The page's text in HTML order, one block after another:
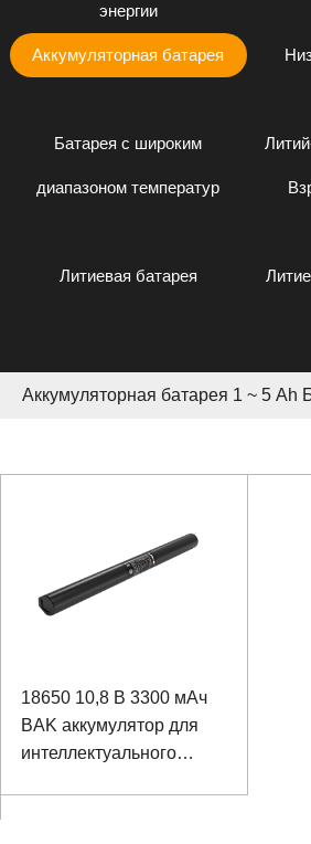
энергии
Аккумуляторная батарея
Батарея с широким
диапазоном температур
Литиевая батарея
Аккумуляторная батарея 1 ~ 5 Аh
18650 10,8 В 3300 мАч
BAK аккумулятор для
интеллектуального